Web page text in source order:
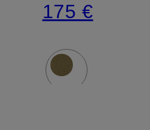
175 €